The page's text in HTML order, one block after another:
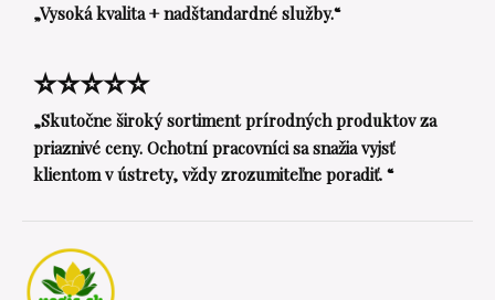
„Vysoká kvalita + nadštandardné služby.“
⭐⭐⭐⭐⭐
„Skutočne široký sortiment prírodných produktov za
priaznivé ceny. Ochotní pracovníci sa snažia vyjsť
klientom v ústrety, vždy zrozumiteľne poradiť. “